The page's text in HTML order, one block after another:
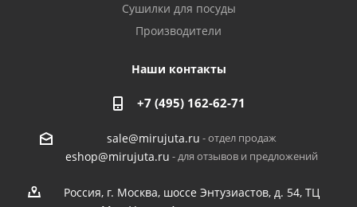
Сушилки для посуды
Производители
Наши контакты
+7 (495) 162-62-71
sale@mirujuta.ru - отдел продаж
eshop@mirujuta.ru - для отзывов и предложений
Россия, г. Москва, шоссе Энтузиастов, д. 54, ТЦ